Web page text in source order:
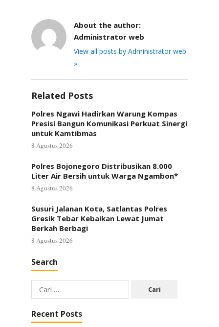
About the author:
Administrator web
View all posts by Administrator web
»
Related Posts
Polres Ngawi Hadirkan Warung Kompas
Presisi Bangun Komunikasi Perkuat Sinergi
untuk Kamtibmas
8 Agustus 2026
Polres Bojonegoro Distribusikan 8.000
Liter Air Bersih untuk Warga Ngambon*
8 Agustus 2026
Susuri Jalanan Kota, Satlantas Polres
Gresik Tebar Kebaikan Lewat Jumat
Berkah Berbagi
8 Agustus 2026
Search
Cari
untuk:
Recent Posts